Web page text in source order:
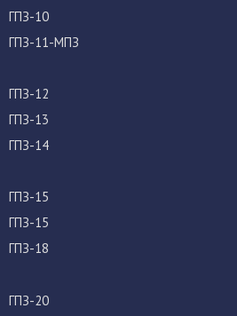
ГПЗ-10
ГПЗ-11-МПЗ
ГПЗ-12
ГПЗ-13
ГПЗ-14
ГПЗ-15
ГПЗ-15
ГПЗ-18
ГПЗ-20